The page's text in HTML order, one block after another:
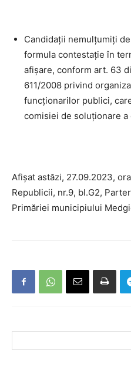
Candidaţii nemulţumiţi
formula contestaţie în
afişare, conform art. 63
611/2008 privind
funcţionarilor publici,
comisiei de soluţionare
Afişat astăzi, 27.09.2023,
Republicii, nr.9, bl.G2,
Primăriei municipiului